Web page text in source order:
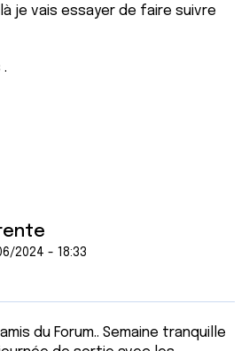
je vais essayer de faire suivre
2024 - 18:33
du Forum.. Semaine tranquille